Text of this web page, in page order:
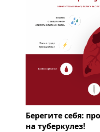
Берегите себя:
на туберкулез!